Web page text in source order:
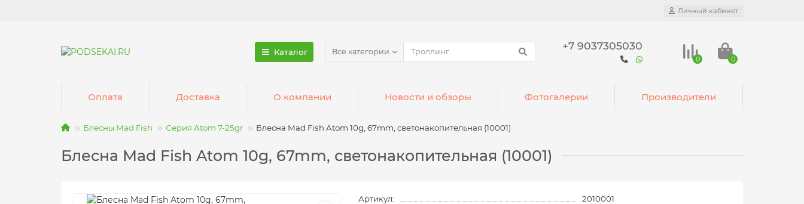
Личный кабинет
Каталог Все категории +7 9037305030
0 0
Оплата Доставка О компании Новости и обзоры Фотогалерии Производители
Блесны Mad Fish Серия Atom 7-25gr Блесна Mad Fish Atom 10g, 67mm, светонакопительная (10001)
Блесна Mad Fish Atom 10g, 67mm, светонакопительная (10001)
Артикул:
2010001